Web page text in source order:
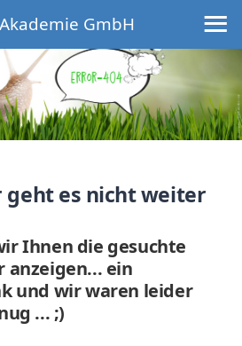
geht es nicht weiter
Ihnen die gesuchte
anzeigen... ein
und wir waren leider
... ;)
GmbH ≡